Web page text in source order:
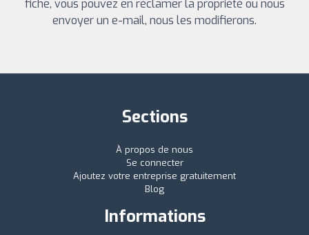
fiche, vous pouvez en réclamer la propriété ou nous
envoyer un e-mail, nous les modifierons.
Sections
À propos de nous
Se connecter
Ajoutez votre entreprise gratuitement
Blog
Informations